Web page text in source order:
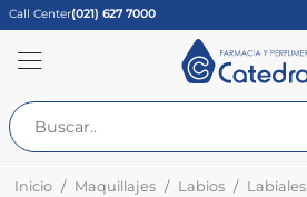
Call Center(021) 627 7000
Inicio Maquillajes Labios
Labiales